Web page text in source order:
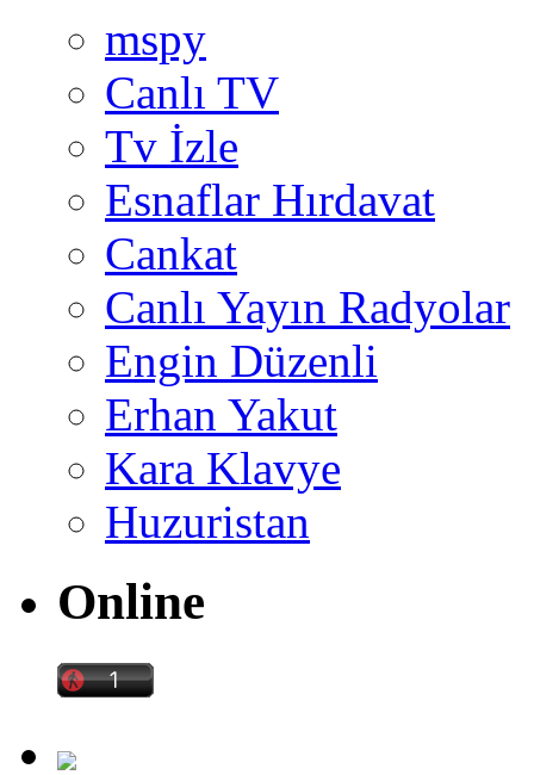
mspy
Canlı TV
Tv İzle
Esnaflar Hırdavat
Cankat
Canlı Yayın Radyolar
Engin Düzenli
Erhan Yakut
Kara Klavye
Huzuristan
Online